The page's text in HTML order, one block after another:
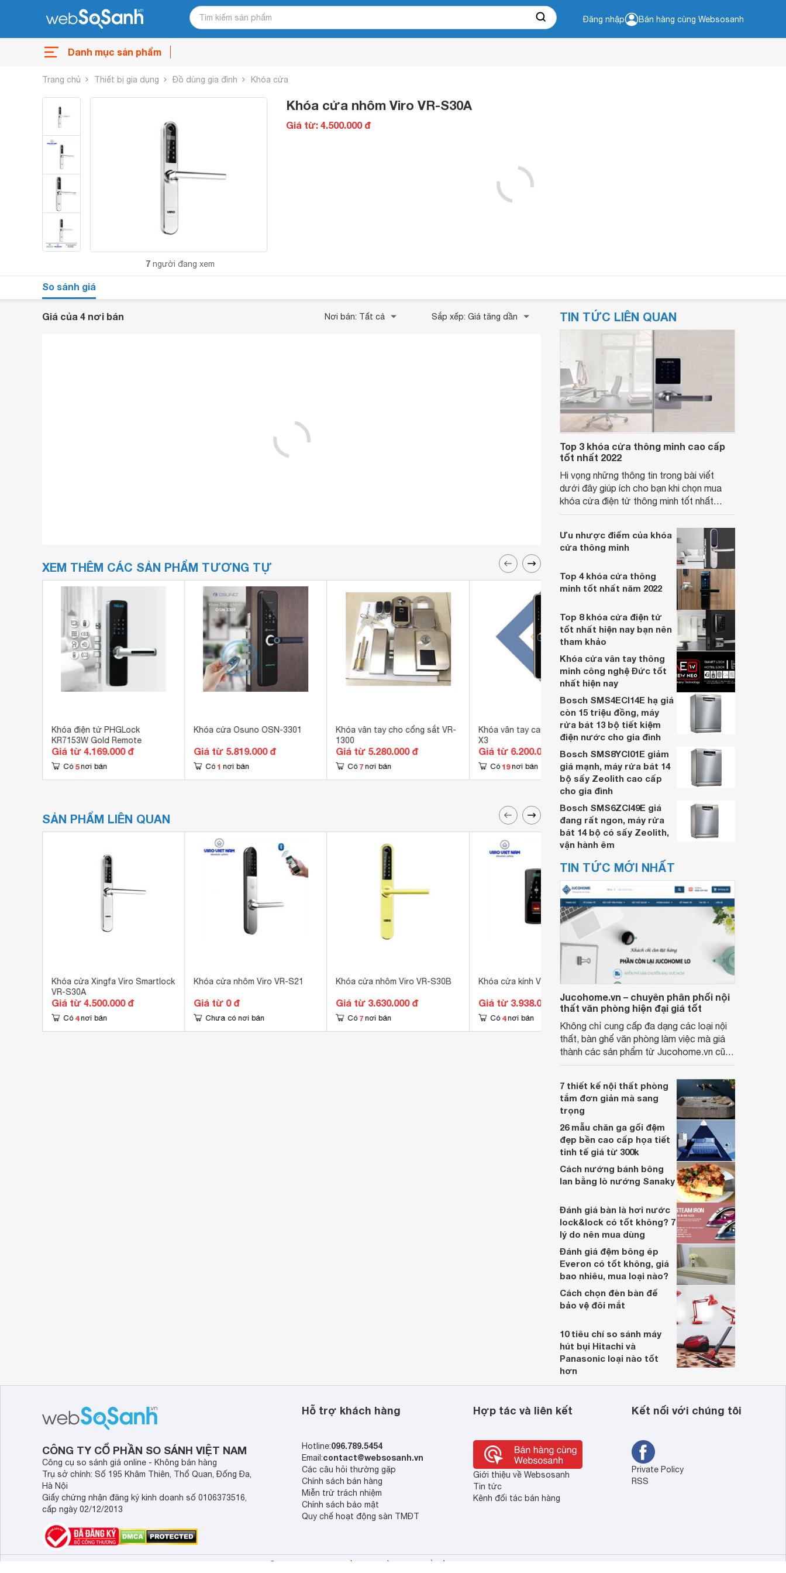
Đăng nhập Bán hàng cùng Websosanh
Danh mục sản phẩm
Trang chủ Thiết bị gia dụng Đồ dùng gia đình Khóa cửa
7 người đang xem
Khóa cửa nhôm Viro VR-S30A
Giá từ: 4.500.000 đ
So sánh giá
Giá của 4 nơi bán Nơi bán: Tất cả Sắp xếp: Giá tăng dần
XEM THÊM CÁC SẢN PHẨM TƯƠNG TỰ
Khóa điện tử PHGLock
KR7153W Gold Remote
Giá từ 4.169.000 đ
Có 5 nơi bán
Khóa cửa Osuno OSN-3301
Giá từ 5.819.000 đ
Có 1 nơi bán
Khóa vân tay cho cổng sắt VR-
1300
Giá từ 5.280.000 đ
Có 7 nơi bán
Khóa vân tay camera Kitos KT-
X3
Giá từ 6.200.000 đ
Có 19 nơi bán
Khóa vân tay PHGLock FP9190
Giá từ 4.389.000 đ
Có 21 nơi bán
SẢN PHẨM LIÊN QUAN
Khóa cửa Xingfa Viro Smartlock
VR-S30A
Giá từ 4.500.000 đ
Có 4 nơi bán
Khóa cửa nhôm Viro VR-S21
Giá từ 0 đ
Chưa có nơi bán
Khóa cửa nhôm Viro VR-S30B
Giá từ 3.630.000 đ
Có 7 nơi bán
Khóa cửa kính Viro VR-E10
Giá từ 3.938.000 đ
Có 4 nơi bán
Khóa cửa kính Viro VR-E12
Giá từ 3.179.000 đ
TIN TỨC LIÊN QUAN
Top 3 khóa cửa thông minh cao cấp
tốt nhất 2022
Hi vọng những thông tin trong bài viết
dưới đây giúp ích cho bạn khi chọn mua
khóa cửa điện tử thông minh tốt nhất
Ưu nhược điểm của khóa
cửa thông minh
Top 4 khóa cửa thông
minh tốt nhất năm 2022
Top 8 khóa cửa điện tử
tốt nhất hiện nay bạn nên
tham khảo
Khóa cửa vân tay thông
minh công nghệ Đức tốt
nhất hiện nay
Bosch SMS4ECI14E hạ giá
còn 15 triệu đồng, máy
rửa bát 13 bộ tiết kiệm
điện nước cho gia đình
Bosch SMS8YCI01E giảm
giá mạnh, máy rửa bát 14
bộ sấy Zeolith cao cấp
cho gia đình
Bosch SMS6ZCI49E giá
đang rất ngon, máy rửa
bát 14 bộ có sấy Zeolith,
vận hành êm
TIN TỨC MỚI NHẤT
Jucohome.vn – chuyên phân phối nội
thất văn phòng hiện đại giá tốt
Không chỉ cung cấp đa dạng các loại nội
thất, bàn ghế văn phòng làm việc mà giá
thành các sản phẩm từ Jucohome.vn cũng
7 thiết kế nội thất phòng
tắm đơn giản mà sang
trọng
26 mẫu chăn ga gối đệm
đẹp bền cao cấp họa tiết
tinh tế giá từ 300k
Cách nướng bánh bông
lan bằng lò nướng Sanaky
Đánh giá bàn là hơi nước
lock&lock có tốt không? 7
lý do nên mua dùng
Đánh giá đệm bông ép
Everon có tốt không, giá
bao nhiêu, mua loại nào?
Cách chọn đèn bàn để
bảo vệ đôi mắt
10 tiêu chí so sánh máy
hút bụi Hitachi và
Panasonic loại nào tốt
hơn
CÔNG TY CỔ PHẦN SO SÁNH VIỆT NAM
Công cụ so sánh giá online - Không bán hàng
Trụ sở chính: Số 195 Khâm Thiên, Thổ Quan, Đống Đa,
Hà Nội
Giấy chứng nhận đăng ký kinh doanh số 0106373516,
cấp ngày 02/12/2013
Hỗ trợ khách hàng
Hotline:096.789.5454
Email:contact@websosanh.vn
Các câu hỏi thường gặp
Chính sách bán hàng
Miễn trừ trách nhiệm
Chính sách bảo mật
Quy chế hoạt động sàn TMĐT
Hợp tác và liên kết
Giới thiệu về Websosanh
Tin tức
Kênh đối tác bán hàng
Kết nối với chúng tôi
Private Policy
RSS
© 2013 - 2023 Bản quyền thuộc về Công ty cổ phần So Sánh Việt Nam